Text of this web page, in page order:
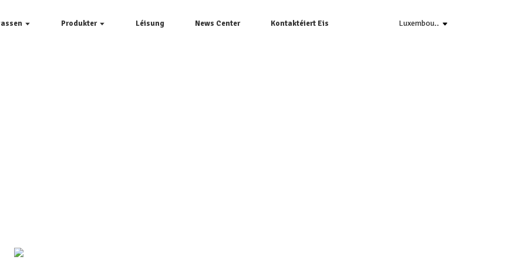
Produkter Léisung News Center Kontaktéiert Eis Luxembou..